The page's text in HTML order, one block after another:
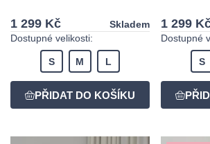
1 299 Kč
Skladem
Dostupné velikosti:
S M L
1 299
Dostupné
S